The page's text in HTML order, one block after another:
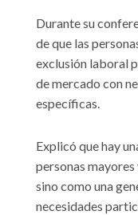
Durante su
de que las
exclusión laboral
de mercado con
específicas.
Explicó que hay
personas mayores
sino como una
necesidades